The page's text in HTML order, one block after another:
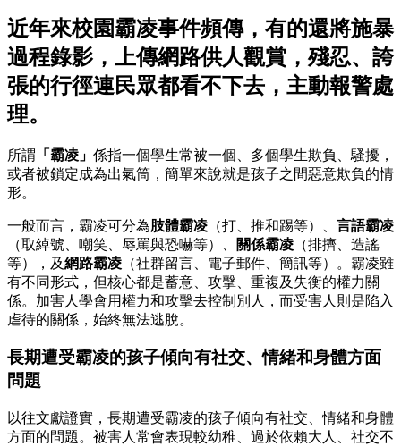
近年來校園霸凌事件頻傳，有的還將施暴
過程錄影，上傳網路供人觀賞，殘忍、誇
張的行徑連民眾都看不下去，主動報警處
理。
所謂 「霸凌」 係指一個學生常被一個、多個學生欺負、騷擾，
或者被鎖定成為出氣筒，簡單來說就是孩子之間惡意欺負的情
形。
一般而言，霸凌可分為肢體霸凌 （打、推和踢等）、 言語霸凌
（取綽號、嘲笑、辱罵與恐嚇等）、
關係霸凌 （排擠、造謠
等），及網路霸凌 （社群留言、電子郵件、簡訊等）。霸凌雖
有不同形式，但核心都是蓄意、攻擊、重複及失衡的權力關
係。加害人學會用權力和攻擊去控制別人，而受害人則是陷入
虐待的關係，始終無法逃脫。
長期遭受霸凌的孩子傾向有社交、情緒和身體方面
問題
以往文獻證實，長期遭受霸凌的孩子傾向有社交、情緒和身體
方面的問題。被害人常會表現較幼稚、過於依賴大人、社交不